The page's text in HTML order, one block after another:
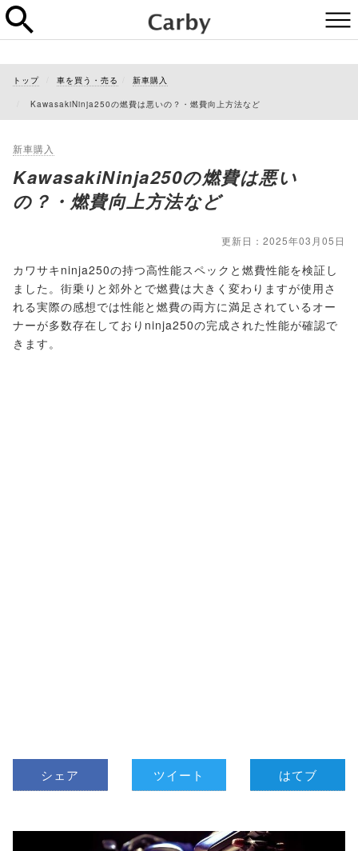
トップ 車を買う・売る 新車購入
KawasakiNinja250の燃費は悪いの？・燃費向上方法など
新車購入
KawasakiNinja250の燃費は悪い
の？・燃費向上方法など
更新日：2025年03月05日
カワサキninja250の持つ高性能スペックと燃費性能を検証し
ました。街乗りと郊外とで燃費は大きく変わりますが使用さ
れる実際の感想では性能と燃費の両方に満足されているオー
ナーが多数存在しておりninja250の完成された性能が確認で
きます。
シェア ツイート はてブ